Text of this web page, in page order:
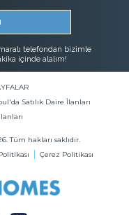
telefondan bizimle
içinde alalım!
Satılık Daire İlanları
Tüm hakları saklıdır.
Çerez Politikası